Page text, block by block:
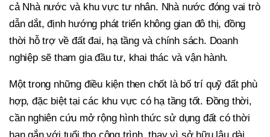
cả Nhà nước và khu vực tư nhân. Nhà nước đóng vai trò
dẫn dắt, định hướng phát triển không gian đô thị, đồng
thời hỗ trợ về đất đai, hạ tầng và chính sách. Doanh
nghiệp sẽ tham gia đầu tư, khai thác và vận hành.
Một trong những điều kiện then chốt là bố trí quỹ đất phù
hợp, đặc biệt tại các khu vực có hạ tầng tốt. Đồng thời,
cần nghiên cứu mở rộng hình thức sử dụng đất có thời